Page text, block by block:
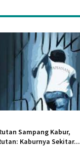
Sampang Kabur,
Kaburnya Sekitar...